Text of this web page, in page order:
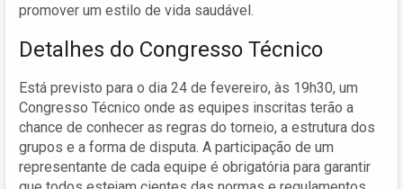
promover um estilo de vida saudável.
Detalhes do Congresso Técnico
Está previsto para o dia 24 de fevereiro, às 19h30, um
Congresso Técnico onde as equipes inscritas terão a
chance de conhecer as regras do torneio, a estrutura dos
grupos e a forma de disputa. A participação de um
representante de cada equipe é obrigatória para garantir